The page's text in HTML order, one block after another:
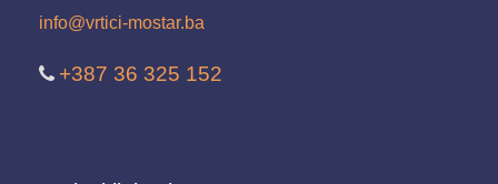
info@vrtici-mostar.ba
+387 36 325 152